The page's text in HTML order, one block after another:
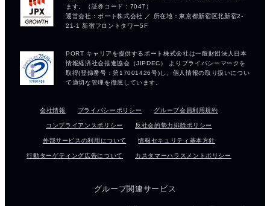
会社情報 プライバシーポリシー グループ会員利用規約
コンプライアンスポリシー 反社会的勢力排除ポリシー
外部サービスの利用について 情報セキュリティ基本方針
行動ターゲティング広告について カスタマーハラスメントポリシー